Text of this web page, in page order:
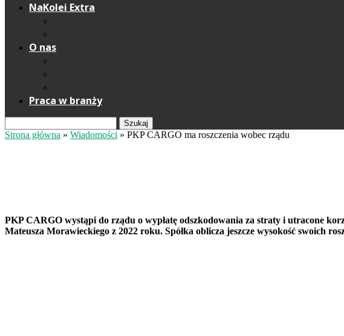
NaKolei Extra
O nas
Praca w branży
Szukaj
Strona główna » Wiadomości » PKP CARGO ma roszczenia wobec rządu
PKP CARGO wystąpi do rządu o wypłatę odszkodowania za straty i utracone
Mateusza Morawieckiego z 2022 roku. Spółka oblicza jeszcze wysokość swoich